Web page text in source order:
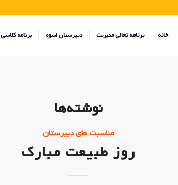
خانه برنامه تعالی مدیریت دبیرستان اسوه برنامه کلاسی
نوشته‌ها
مناسبت های دبیرستان
روز طبیعت مبارک